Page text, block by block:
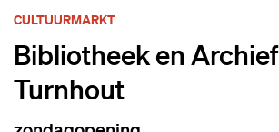
Bibliotheek en Archief
Turnhout
CULTUURMARKT